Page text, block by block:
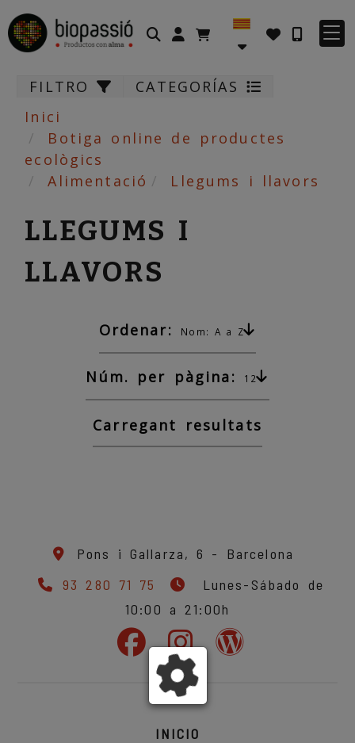
Identifícat
FILTRO
CATEGORÍAS
Inici
Botiga online de productes
ecològics
Alimentació
Llegums i llavors
LLEGUMS I
LLAVORS
Ordenar: Nom: A a Z
Núm. per pàgina: 12
Carregant resultats
Pons i Gallarza, 6 - Barcelona
93 280 71 75
Lunes-Sábado de
10:00 a 21:00h
INICIO